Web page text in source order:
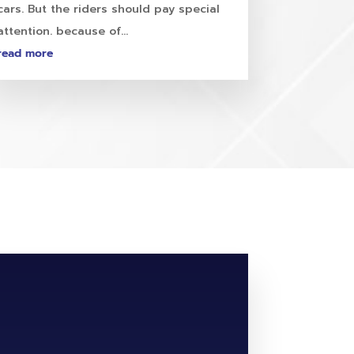
But the riders should pay special
because of...
more